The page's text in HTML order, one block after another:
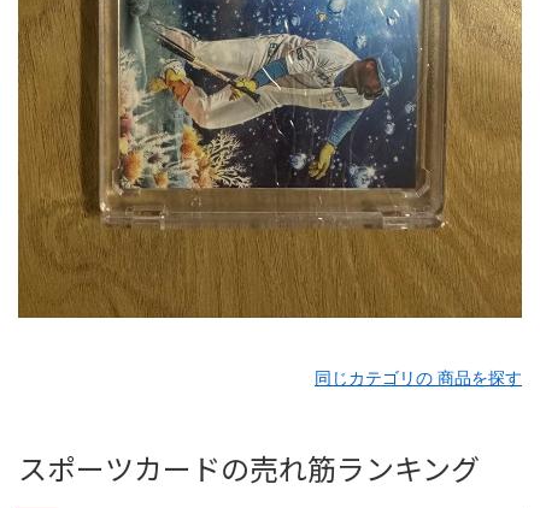
同じカテゴリの 商品を探す
スポーツカードの売れ筋ランキング